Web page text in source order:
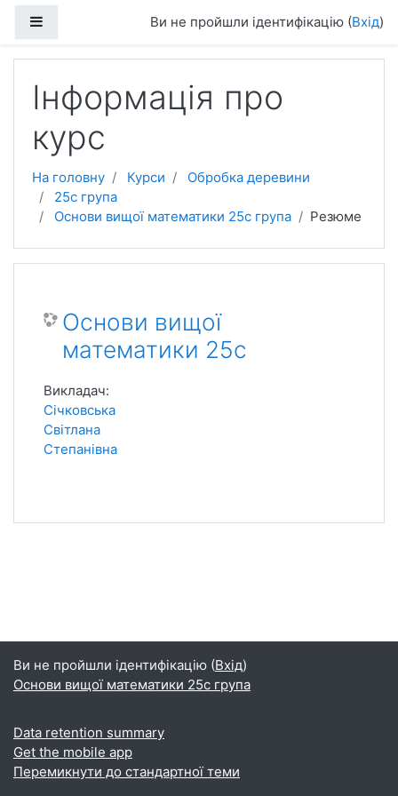
Ви не пройшли ідентифікацію (Вхід)
Інформація про
курс
На головну Курси
Обробка деревини
25с група
Основи вищої математики 25с група
Резюме
Основи вищої
математики 25с
Викладач:
Січковська
Світлана
Степанівна
Ви не пройшли ідентифікацію (Вхід)
Основи вищої математики 25с група
Data retention summary
Get the mobile app
Перемикнути до стандартної теми